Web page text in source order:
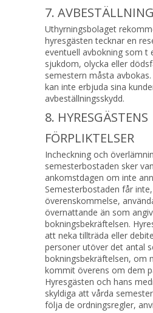
7.
Uthyrningsbolaget
hyresgästen tecknar en
eventuell avbokning som t
sjukdom, olycka eller
semestern måsta
kan inte erbjuda sina
avbeställningsskydd.
8. HYRESGÄSTENS
FÖRPLIKTELSER
Incheckning och
semesterbostaden sker
ankomstdagen om inte
Semesterbostaden får
överenskommelse,
övernattande än som
bokningsbekräftelsen.
att neka tillträda eller
personer utöver det antal
bokningsbekräftelsen, om
kommit överens om dem
Hyresgästen och hans
skyldiga att vårda
följa de ordningsregler,